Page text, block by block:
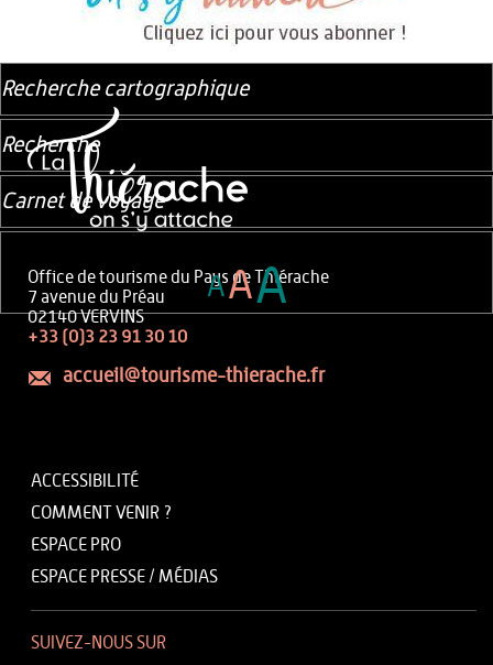
Office de tourisme du Pays de Thiérache
7 avenue du Préau
02140 VERVINS
+33 (0)3 23 91 30 10
accueil@tourisme-thierache.fr
ACCESSIBILITÉ
COMMENT VENIR ?
ESPACE PRO
ESPACE PRESSE / MÉDIAS
SUIVEZ-NOUS SUR
Recherche cartographique
Recherche
Carnet de voyage
AAA